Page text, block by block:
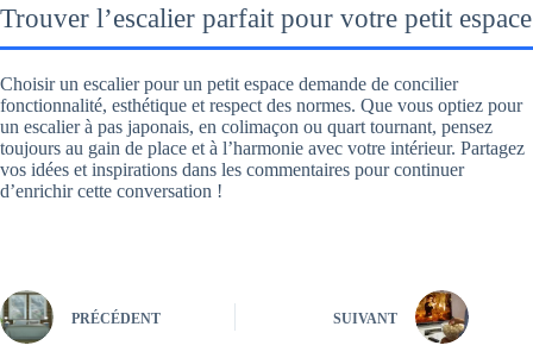
Trouver l’escalier parfait pour votre petit espace
Choisir un escalier pour un petit espace demande de concilier
fonctionnalité, esthétique et respect des normes. Que vous optiez pour
un escalier à pas japonais, en colimaçon ou quart tournant, pensez
toujours au gain de place et à l’harmonie avec votre intérieur. Partagez
vos idées et inspirations dans les commentaires pour continuer
d’enrichir cette conversation !
PRÉCÉDENT SUIVANT